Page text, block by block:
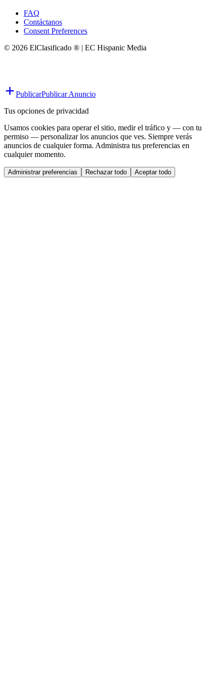
FAQ
Contáctanos
Consent Preferences
© 2026 ElClasificado ® | EC Hispanic Media
PublicarPublicar Anuncio
Tus opciones de privacidad
Usamos cookies para operar el sitio, medir el tráfico y — con tu
permiso — personalizar los anuncios que ves. Siempre verás
anuncios de cualquier forma. Administra tus preferencias en
cualquier momento.
Administrar preferencias Rechazar todo Aceptar todo